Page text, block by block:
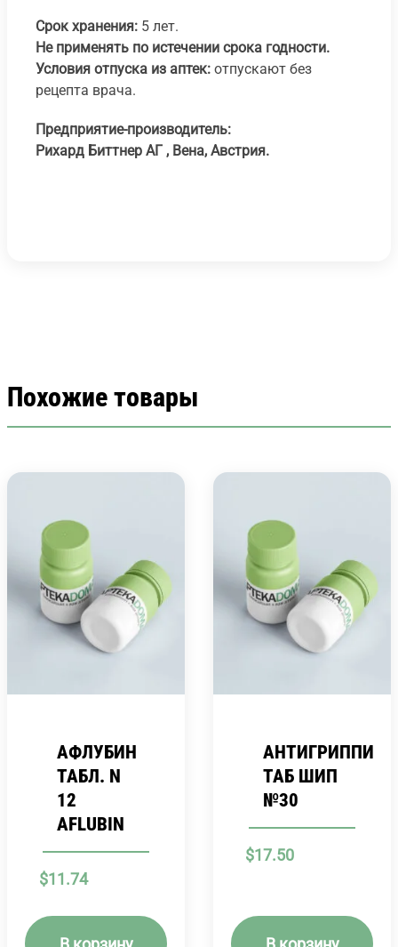
Срок хранения: 5 лет.
Не применять по истечении срока годности.
Условия отпуска из аптек: отпускают без
рецепта врача.
Предприятие-производитель:
Рихард Биттнер АГ , Вена, Австрия.
Похожие товары
АФЛУБИН
ТАБЛ. N
12
AFLUBIN
$11.74
АНТИГРИППИН
ТАБ ШИП
№30
$17.50